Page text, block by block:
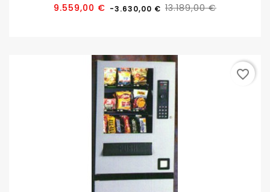
9.559,00 € Precio
-3.630,00 € 13.189,00 €Precio
favorite_border